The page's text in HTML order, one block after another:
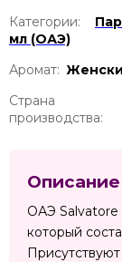
Категории:
мл (ОАЭ)
Аромат:
Страна
производства:
Описание
ОАЭ Salvatore
который